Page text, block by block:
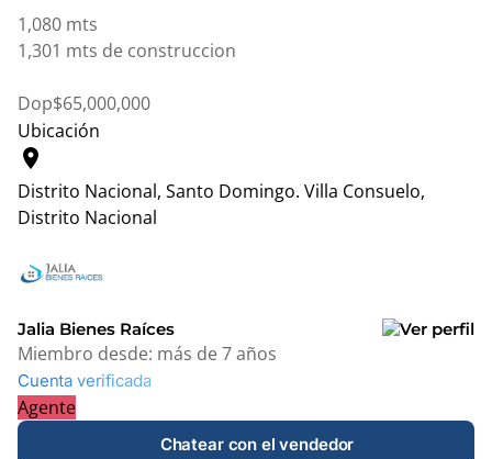
1,080 mts
1,301 mts de construccion
Dop$65,000,000
Ubicación
location_on
Distrito Nacional, Santo Domingo. Villa Consuelo,
Distrito Nacional
+
Jalia Bienes Raíces
Miembro desde: más de 7 años
Cuenta verificada
Agente
Chatear con el vendedor